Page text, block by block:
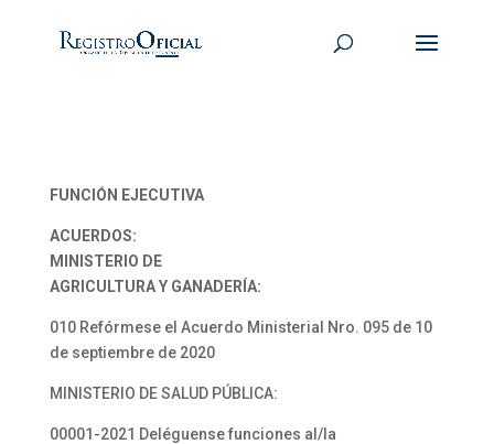
FUNCIÓN EJECUTIVA
ACUERDOS:
MINISTERIO DE
AGRICULTURA Y GANADERÍA:
010 Refórmese el Acuerdo Ministerial Nro. 095 de 10
de septiembre de 2020
MINISTERIO DE SALUD PÚBLICA:
00001-2021 Deléguense funciones al/la